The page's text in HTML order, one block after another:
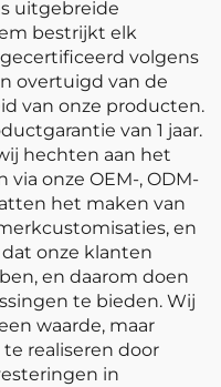
uitgebreide
bestrijkt elk
volgens
overtuigd van de
van onze producten.
van 1 jaar.
hechten aan het
onze OEM-, ODM-
het maken van
en
onze klanten
en daarom doen
te bieden. Wij
waarde, maar
realiseren door
in